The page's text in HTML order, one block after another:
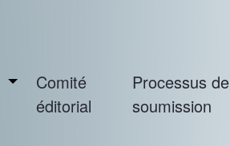
Comité
éditorial
Processus de
soumission